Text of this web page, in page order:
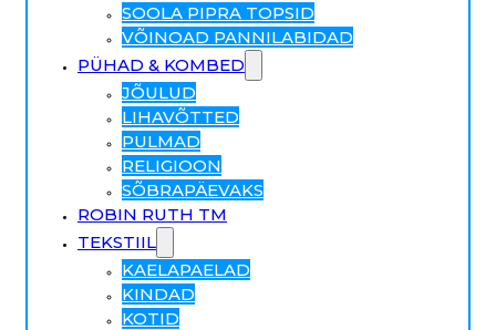
SOOLA PIPRA TOPSID
VÕINOAD PANNILABIDAD
PÜHAD & KOMBED
JÕULUD
LIHAVÕTTED
PULMAD
RELIGIOON
SÕBRAPÄEVAKS
ROBIN RUTH TM
TEKSTIIL
KAELAPAELAD
KINDAD
KOTID